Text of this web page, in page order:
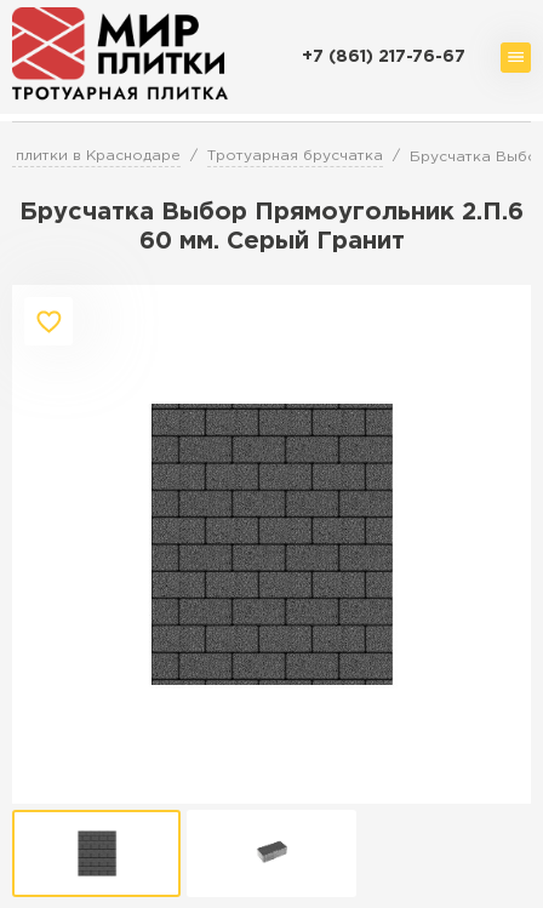
+7 (861) 217-76-67
плитки в Краснодаре Тротуарная брусчатка Брусчатка
Брусчатка Выбор Прямоугольник 2.П.6
60 мм. Серый Гранит
ПЕРЕЙТИ
Продажа бордюров в
Краснодаре
ПЕРЕЙТИ